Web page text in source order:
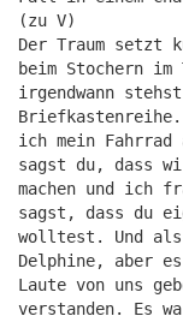
(zu V)
Der Traum setzt
beim Stochern
irgendwann
Briefkastenreihe.
ich mein
sagst du, dass
machen und ich
sagst, dass du
wolltest. Und
Delphine, aber
Laute von uns
verstanden. Es